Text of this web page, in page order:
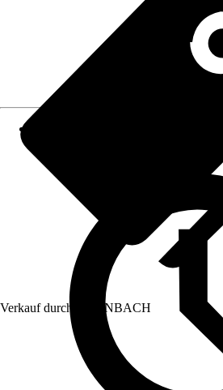
Verkauf durch: HORNBACH